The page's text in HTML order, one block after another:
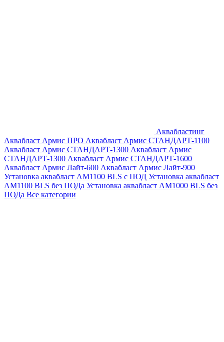
Аквабластинг
Аквабласт Армис ПРО Аквабласт Армис СТАНДАРТ-1100
Аквабласт Армис СТАНДАРТ-1300 Аквабласт Армис
СТАНДАРТ-1300 Аквабласт Армис СТАНДАРТ-1600
Аквабласт Армис Лайт-600 Аквабласт Армис Лайт-900
Установка аквабласт AM1100 BLS с ПОД Установка аквабласт
AM1100 BLS без ПОДа Установка аквабласт AM1000 BLS без
ПОДа Все категории